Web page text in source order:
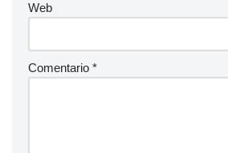
Web
Comentario *